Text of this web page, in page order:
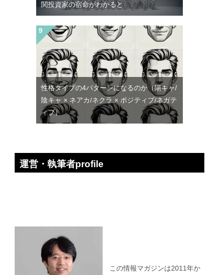
関投資家の宿命がわかると
性格タイプの4パターンになるのか（陽キャ/
陰キャ × ネアカ/ネクラ × ポジティブ/ネガテ
ィブ）
運営・執筆者profile
この情報マガジンは2011年か